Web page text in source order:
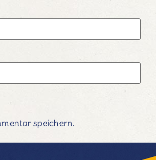
speichern.